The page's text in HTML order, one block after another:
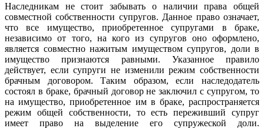
Наследникам не стоит забывать о наличии права общей
совместной собственности супругов. Данное право означает,
что все имущество, приобретенное супругами в браке,
независимо от того, на кого из супругов оно оформлено,
является совместно нажитым имуществом супругов, доли в
имущество признаются равными. Указанное правило
действует, если супруги не изменили режим собственности
брачным договором. Таким образом, если наследодатель
состоял в браке, брачный договор не заключил с супругом, то
на имущество, приобретенное им в браке, распространяется
режим общей собственности, то есть переживший супруг
имеет право на выделение его супружеской доли.